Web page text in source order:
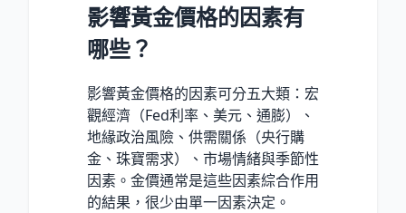
影響黃金價格的因素有
哪些？
影響黃金價格的因素可分五大類：宏
觀經濟（Fed利率、美元、通膨）、
地緣政治風險、供需關係（央行購
金、珠寶需求）、市場情緒與季節性
因素。金價通常是這些因素綜合作用
的結果，很少由單一因素決定。